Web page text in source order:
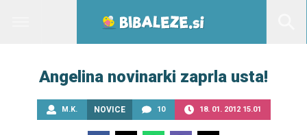
Angelina novinarki zaprla usta!
M.K. NOVICE 10 18. 01. 2012 15.01